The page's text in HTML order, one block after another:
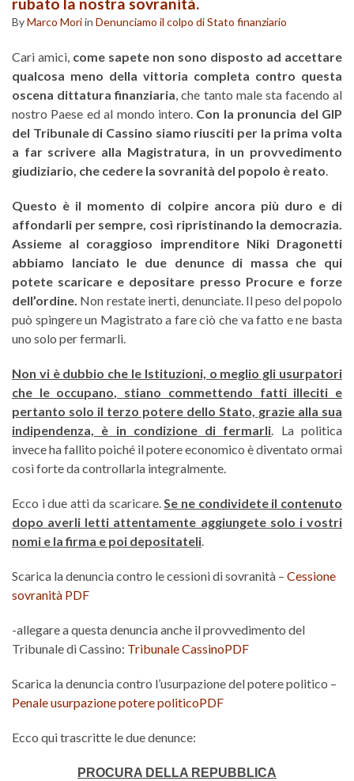
rubato la nostra sovranità.
ByMarco Moriin Denunciamo il colpo di Stato finanziario
Cari amici, come sapete non sono disposto ad accettare
qualcosa meno della vittoria completa contro questa
oscena dittatura finanziaria, che tanto male sta facendo al
nostro Paese ed al mondo intero. Con la pronuncia del GIP
del Tribunale di Cassino siamo riusciti per la prima volta
a far scrivere alla Magistratura, in un provvedimento
giudiziario, che cedere la sovranità del popolo è reato.
Questo è il momento di colpire ancora più duro e di
affondarli per sempre, così ripristinando la democrazia.
Assieme al coraggioso imprenditore Niki Dragonetti
abbiamo lanciato le due denunce di massa che qui
potete scaricare e depositare presso Procure e forze
dell’ordine. Non restate inerti, denunciate. Il peso del popolo
può spingere un Magistrato a fare ciò che va fatto e ne basta
uno solo per fermarli.
Non vi è dubbio che le Istituzioni, o meglio gli usurpatori
che le occupano, stiano commettendo fatti illeciti e
pertanto solo il terzo potere dello Stato, grazie alla sua
indipendenza, è in condizione di fermarli. La politica
invece ha fallito poiché il potere economico è diventato ormai
così forte da controllarla integralmente.
Ecco i due atti da scaricare.Se ne condividete il contenuto
dopo averli letti attentamente aggiungete solo i vostri
nomi e la firma e poi depositateli.
Scarica la denuncia contro le cessioni di sovranità – Cessione
sovranità PDF
-allegare a questa denuncia anche il provvedimento del
Tribunale di Cassino: Tribunale CassinoPDF
Scarica la denuncia contro l’usurpazione del potere politico –
Penale usurpazione potere politicoPDF
Ecco qui trascritte le due denunce:
PROCURA DELLA REPUBBLICA